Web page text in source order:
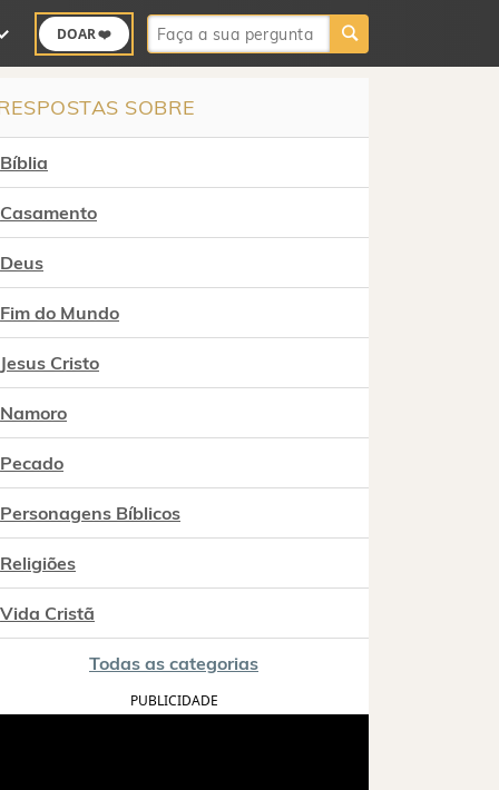
DOAR ❤️ Buscar:
SOBRE
Bíblia
Casamento
Deus
Fim do Mundo
Jesus Cristo
Namoro
Pecado
Personagens Bíblicos
Religiões
Vida Cristã
Todas as categorias
PUBLICIDADE